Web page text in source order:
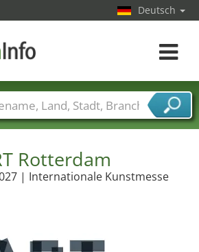
Rotterdam
| Internationale Kunstmesse
Deutsch
Toggle
Länder Städte
Branchen